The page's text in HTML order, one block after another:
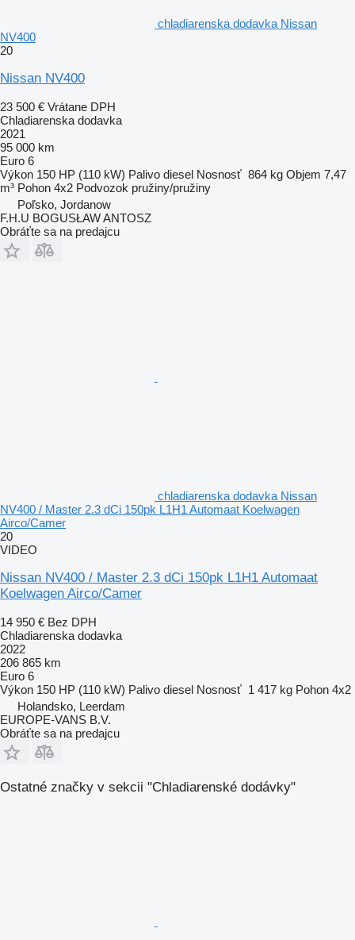
chladiarenska dodavka Nissan
NV400
20
Nissan NV400
23 500 € Vrátane DPH
Chladiarenska dodavka
2021
95 000 km
Euro 6
Výkon 150 HP (110 kW) Palivo diesel Nosnosť 864 kg Objem 7,47
m³ Pohon 4x2 Podvozok pružiny/pružiny
Poľsko, Jordanow
F.H.U BOGUSŁAW ANTOSZ
Obráťte sa na predajcu
chladiarenska dodavka Nissan
NV400 / Master 2.3 dCi 150pk L1H1 Automaat Koelwagen
Airco/Camer
20
VIDEO
Nissan NV400 / Master 2.3 dCi 150pk L1H1 Automaat
Koelwagen Airco/Camer
14 950 € Bez DPH
Chladiarenska dodavka
2022
206 865 km
Euro 6
Výkon 150 HP (110 kW) Palivo diesel Nosnosť 1 417 kg Pohon 4x2
Holandsko, Leerdam
EUROPE-VANS B.V.
Obráťte sa na predajcu
Ostatné značky v sekcii "Chladiarenské dodávky"